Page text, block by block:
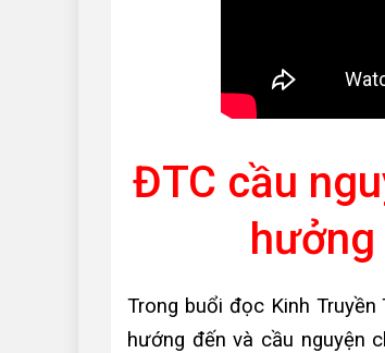
ĐTC cầu
Trong buổi đọc Kinh
hướng đến và cầu nguyện